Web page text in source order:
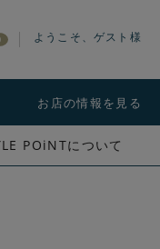
ようこそ、ゲスト様
お店の情報を見る
POiNTについて